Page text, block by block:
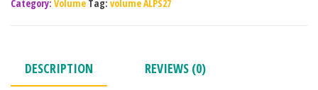
Category: Volume Tag: volume ALPS27
DESCRIPTION REVIEWS (0)